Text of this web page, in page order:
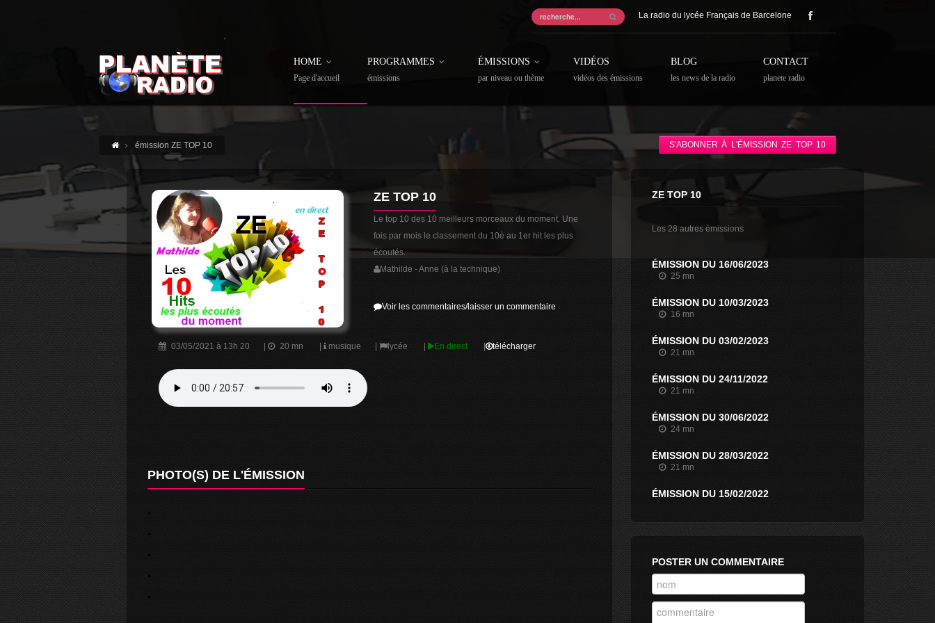
La radio du lycée Français de Barcelone
'
HOME
Page d'accueil
PROGRAMMES
émissions
ÉMISSIONS
par niveau ou thème
VIDÉOS
vidéos des émissions
BLOG
les news de la radio
CONTACT
planete radio
émission ZE TOP 10 S'ABONNER À L'ÉMISSION ZE TOP 10
ZE TOP 10
Le top 10 des 10 meilleurs morceaux du moment. Une
fois par mois le classement du 10è au 1er hit les plus
écoutés.
Mathilde - Anne (à la technique)
Voir les commentaires/laisser un commentaire
03/05/2021 à 13h 20 20 mn musique lycée En direct | télécharger
PHOTO(S) DE L'ÉMISSION
.
.
.
ZE TOP 10
Les 28 autres émissions
ÉMISSION DU 16/06/2023
25 mn
ÉMISSION DU 10/03/2023
16 mn
ÉMISSION DU 03/02/2023
21 mn
ÉMISSION DU 24/11/2022
21 mn
ÉMISSION DU 30/06/2022
24 mn
ÉMISSION DU 28/03/2022
21 mn
ÉMISSION DU 15/02/2022
22 mn
ÉMISSION DU 07/06/2021
POSTER UN COMMENTAIRE